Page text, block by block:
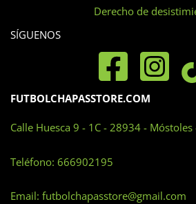
Derecho de
SÍGUENOS
FUTBOLCHAPASSTORE.COM
Calle Huesca 9 - 1C - 28934 -
Teléfono: 666902195
Email: futbolchapasstore@gmail.com